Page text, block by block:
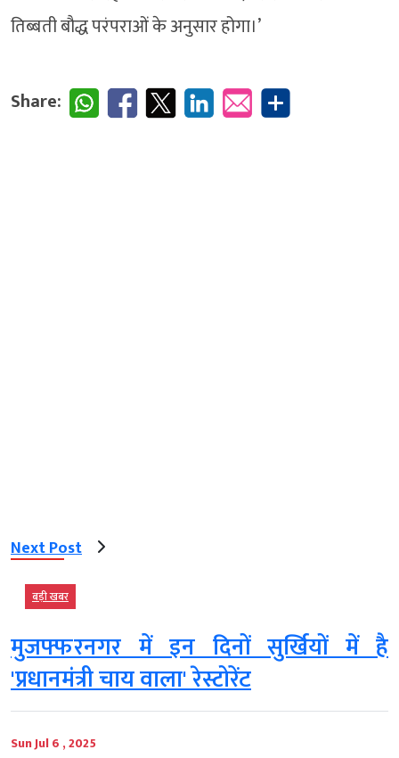
तिब्बती बौद्ध परंपराओं के अनुसार होगा।’
Share:
Next Post
बड़ी खबर
मुजफ्फरनगर में इन दिनों सुर्खियों में है
'प्रधानमंत्री चाय वाला' रेस्टोरेंट
Sun Jul 6 , 2025